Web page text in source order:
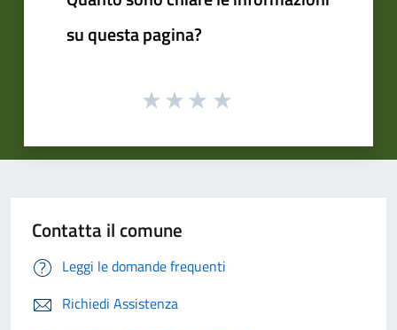
su questa pagina?
Contatta il comune
Leggi le domande frequenti
Richiedi Assistenza